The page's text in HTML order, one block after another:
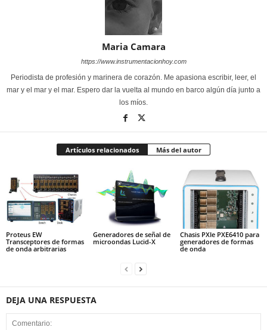
Maria Camara
https://www.instrumentacionhoy.com
Periodista de profesión y marinera de corazón. Me apasiona escribir, leer, el
mar y el mar y el mar. Espero dar la vuelta al mundo en barco algún día junto a
los míos.
Artículos relacionados Más del autor
Proteus EW
Transceptores de formas
de onda arbitrarias
Generadores de señal de
microondas Lucid-X
Chasis PXIe PXE6410 para
generadores de formas
de onda
DEJA UNA RESPUESTA